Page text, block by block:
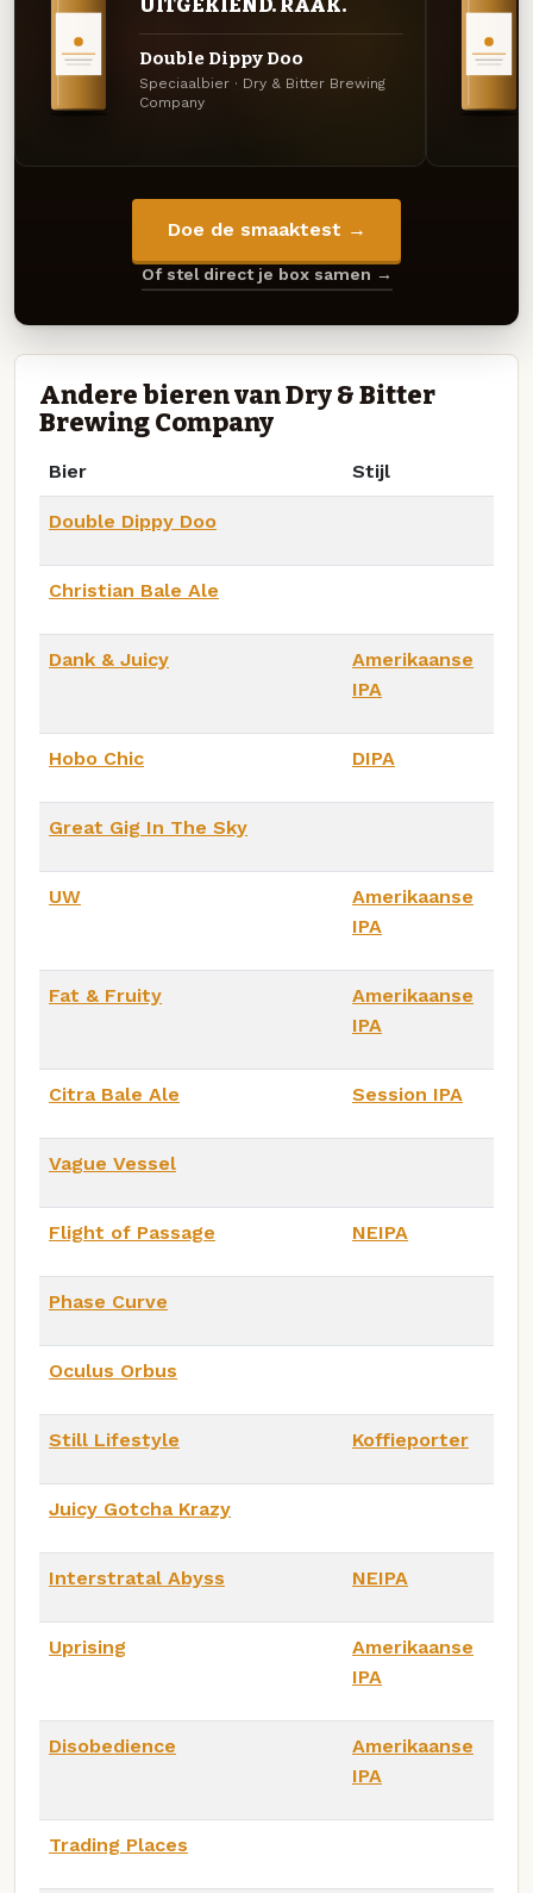
UITGEKIEND. RAAK.
Double Dippy Doo
Speciaalbier · Dry & Bitter Brewing
Company
Doe de smaaktest →
Of stel direct je box samen →
Andere bieren van Dry & Bitter
Brewing Company
Bier Stijl
Double Dippy Doo
Christian Bale Ale
Dank & Juicy
Amerikaanse
IPA
Hobo Chic DIPA
Great Gig In The Sky
UW
Amerikaanse
IPA
Fat & Fruity
Amerikaanse
IPA
Citra Bale Ale Session IPA
Vague Vessel
Flight of Passage NEIPA
Phase Curve
Oculus Orbus
Still Lifestyle Koffieporter
Juicy Gotcha Krazy
Interstratal Abyss NEIPA
Uprising
Amerikaanse
IPA
Disobedience
Amerikaanse
IPA
Trading Places